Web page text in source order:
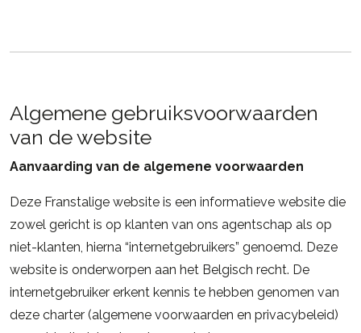
Algemene gebruiksvoorwaarden
van de website
Aanvaarding van de algemene voorwaarden
Deze Franstalige website is een informatieve website die
zowel gericht is op klanten van ons agentschap als op
niet-klanten, hierna “internetgebruikers” genoemd. Deze
website is onderworpen aan het Belgisch recht. De
internetgebruiker erkent kennis te hebben genomen van
deze charter (algemene voorwaarden en privacybeleid)